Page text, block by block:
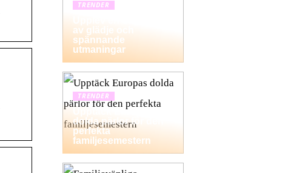
TRENDER
av glädje och
spännande
utmaningar
TRENDER
Upptäck Europas
dolda pärlor för den
perfekta
familjesemestern